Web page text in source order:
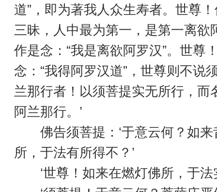
道”，即为著我人众生寿者。世尊
三昧，人中最为第一，是第一离欲
作是念：“我是离欲阿罗汉”。世尊
念：“我得阿罗汉道”，世尊则不说
兰那行者！以须菩提实无所行，而
阿兰那行。’
佛告须菩提：‘于意云何？如来
所，于法有所得不？’
‘世尊！如来在燃灯佛所，于法